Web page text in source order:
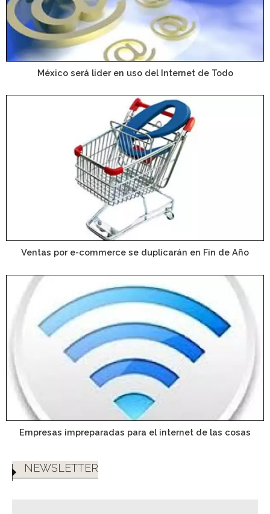
México será lider en uso del Internet de Todo
Ventas por e-commerce se duplicarán en Fin de Año
Empresas impreparadas para el internet de las cosas
NEWSLETTER